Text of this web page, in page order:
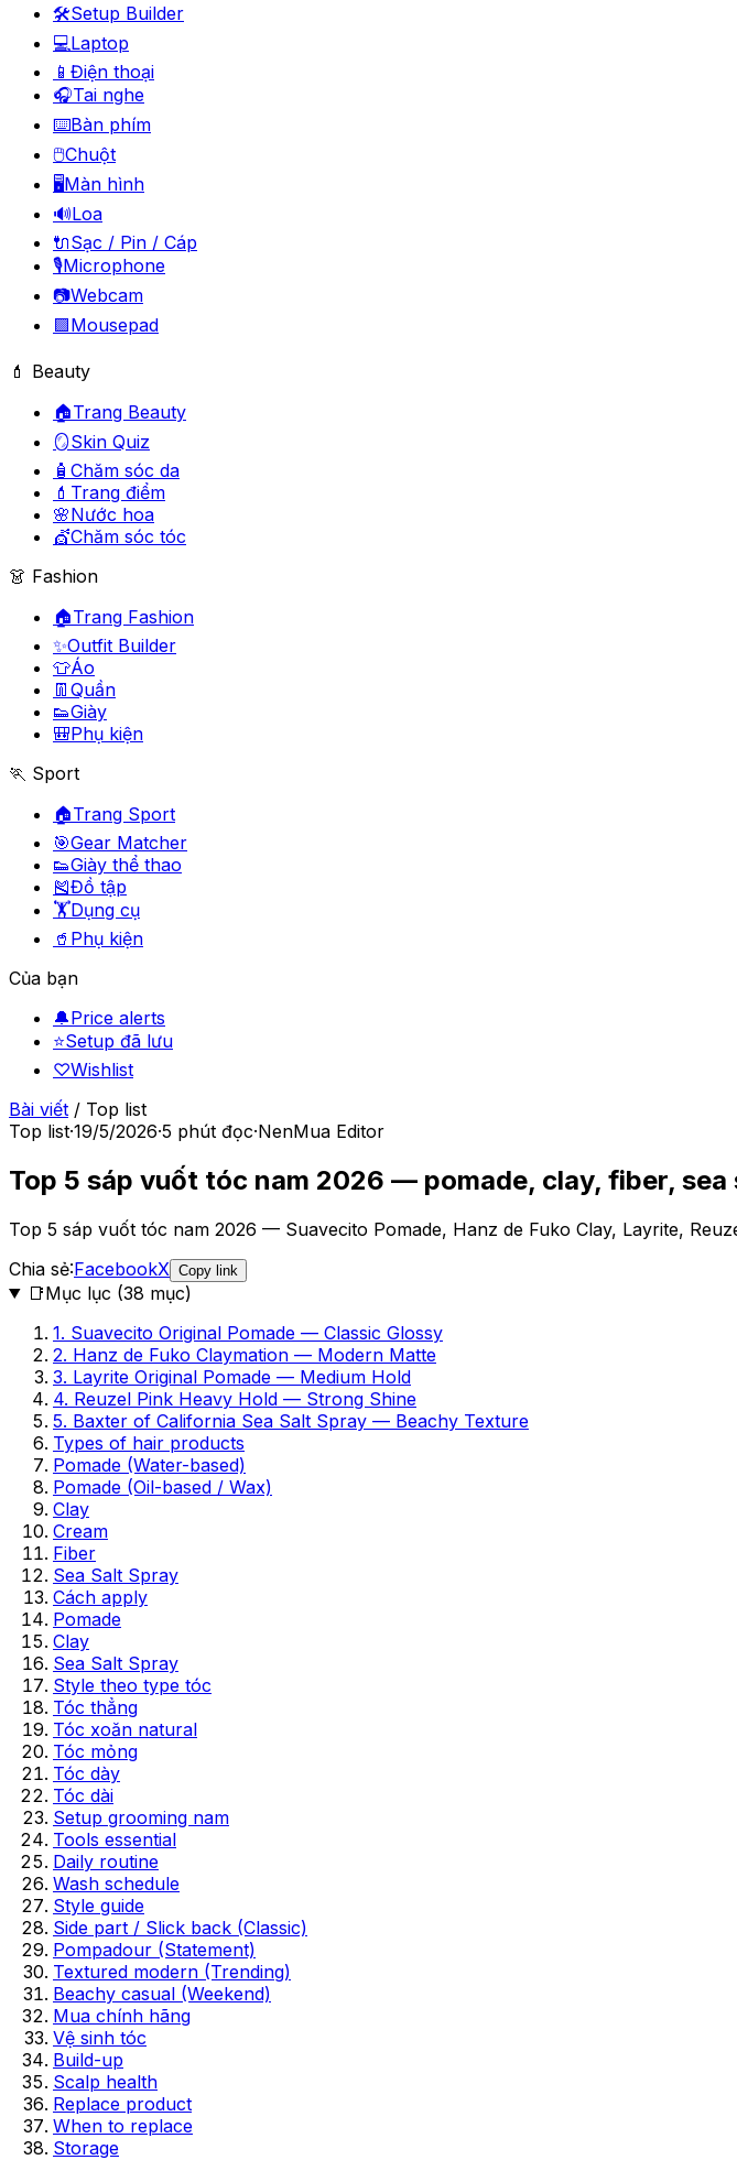
🛠️Setup Builder
💻Laptop
📱 Điện thoại
🎧Tai nghe
⌨️Bàn phím
🖱️Chuột
🖥️Màn hình
🔊Loa
🔌Sạc / Pin / Cáp
🎙️Microphone
📷Webcam
🟪Mousepad
💄 Beauty
🏠Trang Beauty
🪞Skin Quiz
🧴 Chăm sóc da
💄 Trang điểm
🌸Nước hoa
💇Chăm sóc tóc
👗 Fashion
🏠Trang Fashion
✨Outfit Builder
👕Áo
👖 Quần
👟Giày
🎒Phụ kiện
🏃 Sport
🏠Trang Sport
🎯Gear Matcher
👟Giày thể thao
🎽Đồ tập
🏋️Dụng cụ
🥤 Phụ kiện
Của bạn
🔔Price alerts
⭐Setup đã lưu
♡Wishlist
Bài viết / Top list
Top list·19/5/2026·5 phút đọc·NenMua Editor
Top 5 sáp vuốt tóc nam 2026 — pomade, clay, fiber, sea
Top 5 sáp vuốt tóc nam 2026 — Suavecito Pomade, Hanz de Fuko Clay, Layrite,
Chia sẻ:FacebookX Copy link
📑Mục lục (38 mục)
1. Suavecito Original Pomade — Classic Glossy
2. Hanz de Fuko Claymation — Modern Matte
3. Layrite Original Pomade — Medium Hold
4. Reuzel Pink Heavy Hold — Strong Shine
5. Baxter of California Sea Salt Spray — Beachy Texture
Types of hair products
Pomade (Water-based)
Pomade (Oil-based / Wax)
Clay
Cream
Fiber
Sea Salt Spray
Cách apply
Pomade
Clay
Sea Salt Spray
Style theo type tóc
Tóc thẳng
Tóc xoăn natural
Tóc mỏng
Tóc dày
Tóc dài
Setup grooming nam
Tools essential
Daily routine
Wash schedule
Style guide
Side part / Slick back (Classic)
Pompadour (Statement)
Textured modern (Trending)
Beachy casual (Weekend)
Mua chính hãng
Vệ sinh tóc
Build-up
Scalp health
Replace product
When to replace
Storage